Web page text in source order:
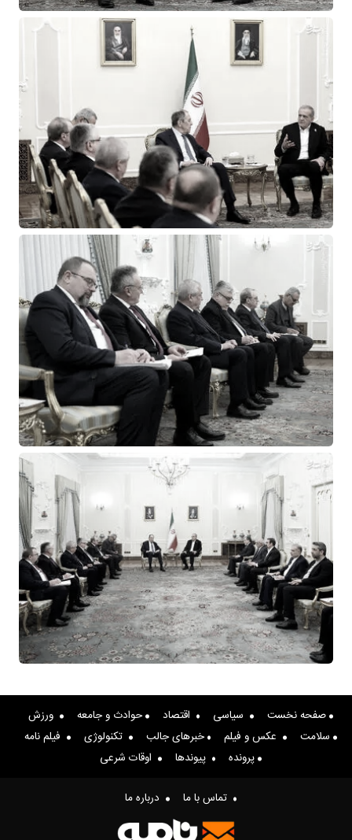
صفحه نخست سیاسی اقتصاد حوادث و جامعه
ورزش
سلامت
عکس و فیلم خبرهای جالب تکنولوژی
فیلم نامه
پرونده
پیوندها اوقات شرعی
تماس با ما درباره ما